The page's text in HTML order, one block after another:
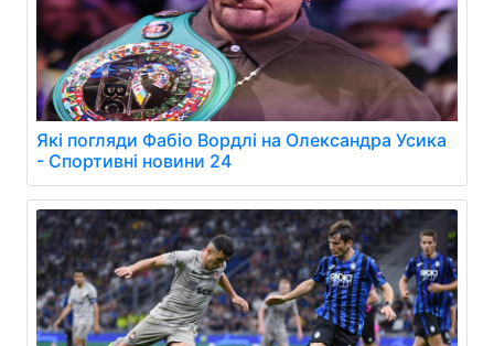
Які погляди Фабіо Вордлі на Олександра Усика
- Спортивні новини 24